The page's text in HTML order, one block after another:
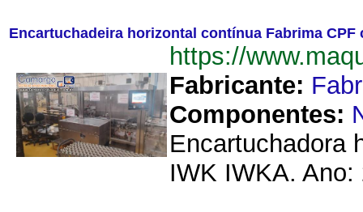
Encartuchadeira horizontal contínua Fabrima CPF
https://
Fabricante:
Componentes:
Encartuchadora
IWK IWKA.